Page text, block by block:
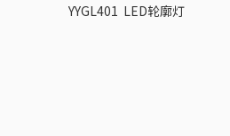
YYGL401 LED轮廓灯